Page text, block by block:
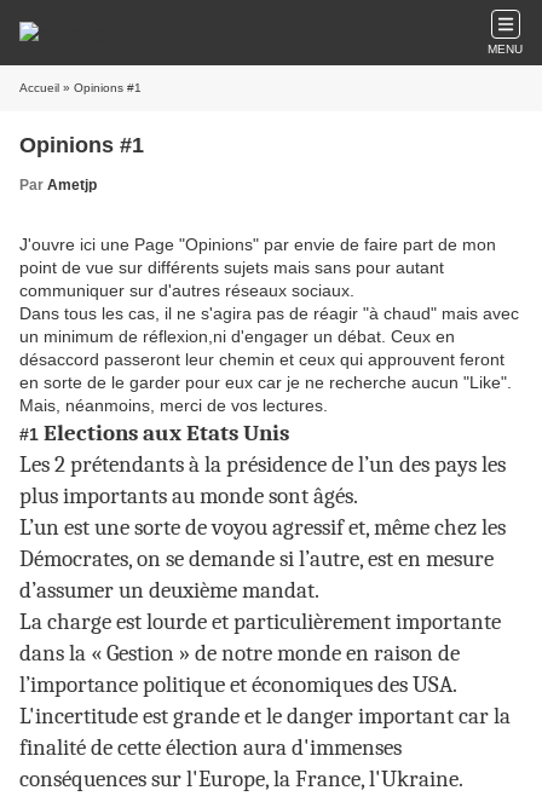
MENU
Accueil » Opinions #1
Opinions #1
Par Ametjp
J'ouvre ici une Page "Opinions" par envie de faire part de mon
point de vue sur différents sujets mais sans pour autant
communiquer sur d'autres réseaux sociaux.
Dans tous les cas, il ne s'agira pas de réagir "à chaud" mais avec
un minimum de réflexion,ni d'engager un débat. Ceux en
désaccord passeront leur chemin et ceux qui approuvent feront
en sorte de le garder pour eux car je ne recherche aucun "Like".
Mais, néanmoins, merci de vos lectures.
#1 Elections aux Etats Unis
Les 2 prétendants à la présidence de l’un des pays les
plus importants au monde sont âgés.
L’un est une sorte de voyou agressif et, même chez les
Démocrates, on se demande si l’autre, est en mesure
d’assumer un deuxième mandat.
La charge est lourde et particulièrement importante
dans la « Gestion » de notre monde en raison de
l’importance politique et économiques des USA.
L'incertitude est grande et le danger important car la
finalité de cette élection aura d'immenses
conséquences sur l'Europe, la France, l'Ukraine.